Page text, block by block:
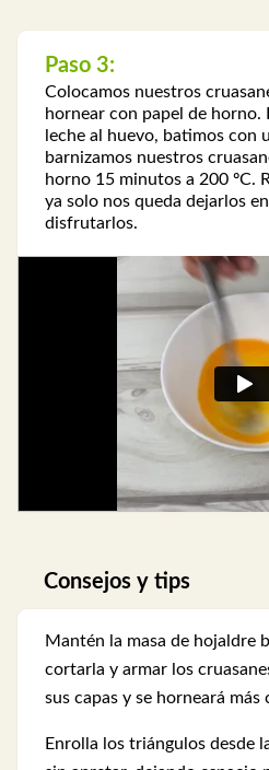
Paso 3:
Colocamos nuestros
hornear con papel de horno.
leche al huevo, batimos con
barnizamos nuestros
horno 15 minutos a 200 ºC.
ya solo nos queda dejarlos
disfrutarlos.
Consejos y tips
Mantén la masa de hojaldre
cortarla y armar los
sus capas y se horneará más
Enrolla los triángulos desde